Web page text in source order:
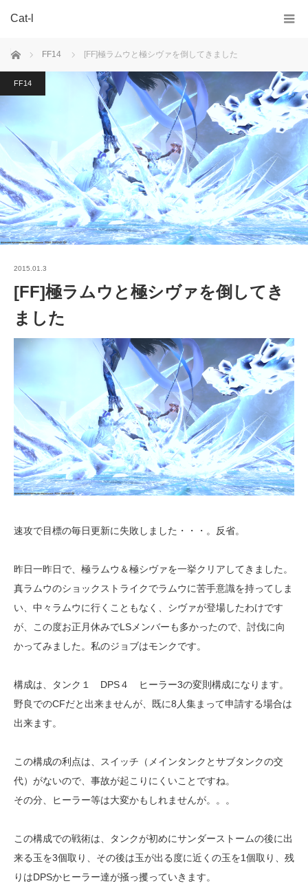
Cat-l
ホーム FF14 [FF]極ラムウと極シヴァを倒してきました
FF14
2015.01.3
[FF]極ラムウと極シヴァを倒してき
ました
速攻で目標の毎日更新に失敗しました・・・。反省。
昨日一昨日で、極ラムウ＆極シヴァを一挙クリアしてきました。
真ラムウのショックストライクでラムウに苦手意識を持ってしま
い、中々ラムウに行くこともなく、シヴァが登場したわけです
が、この度お正月休みでLSメンバーも多かったので、討伐に向
かってみました。私のジョブはモンクです。
構成は、タンク１ DPS４ ヒーラー3の変則構成になります。
野良でのCFだと出来ませんが、既に8人集まって申請する場合は
出来ます。
この構成の利点は、スイッチ（メインタンクとサブタンクの交
代）がないので、事故が起こりにくいことですね。
その分、ヒーラー等は大変かもしれませんが。。。
この構成での戦術は、タンクが初めにサンダーストームの後に出
来る玉を3個取り、その後は玉が出る度に近くの玉を1個取り、残
りはDPSかヒーラー達が掻っ攫っていきます。